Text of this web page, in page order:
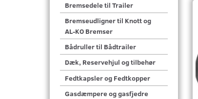
Bremsedele til Trailer
Bremseudligner til Knott og
AL-KO Bremser
Bådruller til Bådtrailer
Dæk, Reservehjul og tilbehør
Fedtkapsler og Fedtkopper
Gasdæmpere og gasfjedre